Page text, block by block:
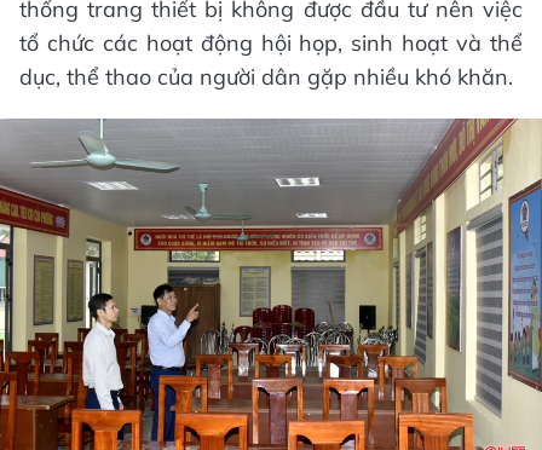
thống trang thiết bị không được đầu tư nên việc
tổ chức các hoạt động hội họp, sinh hoạt và thể
dục, thể thao của người dân gặp nhiều khó khăn.